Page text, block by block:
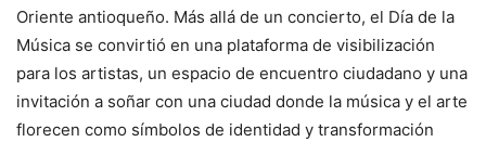
Oriente antioqueño. Más allá de un concierto, el Día de la
Música se convirtió en una plataforma de visibilización
para los artistas, un espacio de encuentro ciudadano y una
invitación a soñar con una ciudad donde la música y el arte
florecen como símbolos de identidad y transformación